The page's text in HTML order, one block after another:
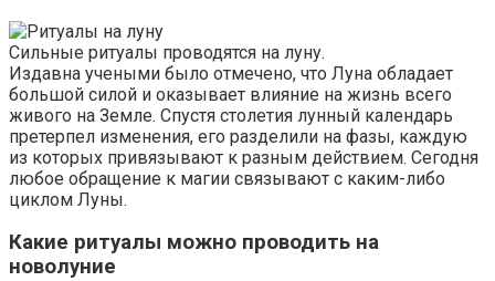
Сильные ритуалы проводятся на луну.
Издавна учеными было отмечено, что Луна обладает
большой силой и оказывает влияние на жизнь всего
живого на Земле. Спустя столетия лунный календарь
претерпел изменения, его разделили на фазы, каждую
из которых привязывают к разным действием. Сегодня
любое обращение к магии связывают с каким-либо
циклом Луны.
Какие ритуалы можно проводить на
новолуние